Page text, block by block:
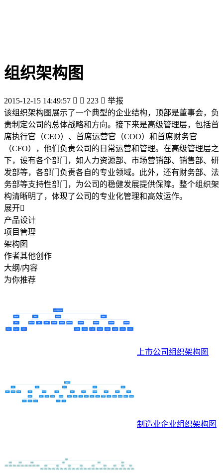
组织架构图
2015-12-15 14:49:57   223  举报
该组织架构图展示了一个典型的企业结构，顶部是董事会，负
责制定公司的总体战略和方向。接下来是高级管理层，包括首
席执行官（CEO）、首席运营官（COO）和首席财务官
（CFO），他们负责公司的日常运营和管理。在高级管理层之
下，设有各个部门，如人力资源部、市场营销部、销售部、研
发部等，各部门负责各自的专业领域。此外，还有财务部、法
务部等支持性部门，为公司的稳健发展提供保障。整个组织架
构清晰明了，体现了公司的专业化管理和高效运作。
展开
产品设计
项目管理
架构图
作者其他创作
大纲/内容
为你推荐
上市公司组织架构图
制造业企业组织架构图